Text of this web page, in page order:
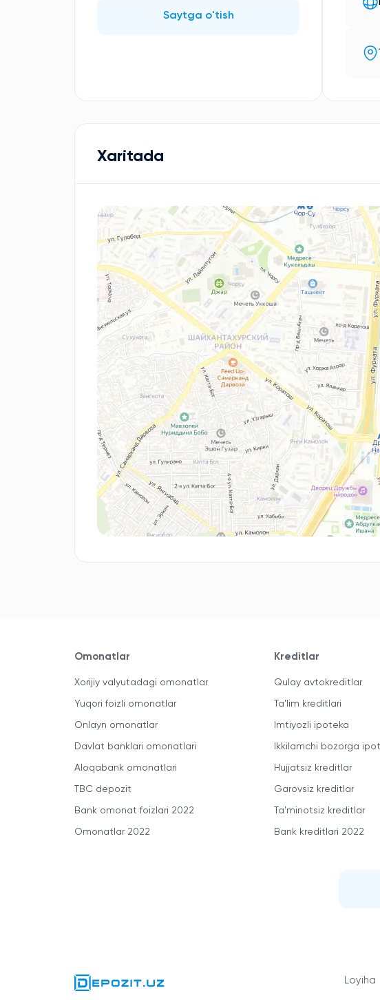
Saytga o'tish
Xaritada
Omonatlar
Xorijiy valyutadagi omonatlar
Yuqori foizli omonatlar
Onlayn omonatlar
Davlat banklari omonatlari
Aloqabank omonatlari
TBC depozit
Bank omonat foizlari 2022
Omonatlar 2022
Kreditlar
Qulay avtokreditlar
Ta'lim kreditlari
Imtiyozli ipoteka
Ikkilamchi bozorga
Hujjatsiz kreditlar
Garovsiz kreditlar
Ta'minotsiz kreditlar
Bank kreditlari 2022
Loyiha